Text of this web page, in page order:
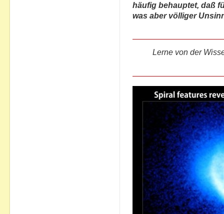
häufig behauptet, daß
was aber völliger
Lerne von der